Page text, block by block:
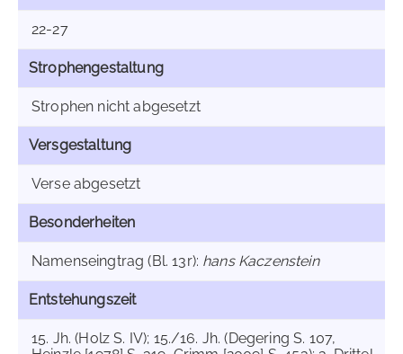
22-27
Strophengestaltung
Strophen nicht abgesetzt
Versgestaltung
Verse abgesetzt
Besonderheiten
Namenseingtrag (Bl. 13r): hans Kaczenstein
Entstehungszeit
15. Jh. (Holz S. IV); 15./16. Jh. (Degering S. 107,